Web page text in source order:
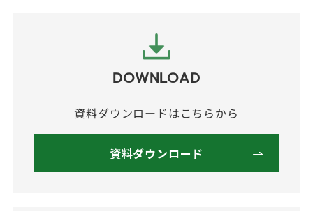
DOWNLOAD
資料ダウンロードはこちらから
資料ダウンロード